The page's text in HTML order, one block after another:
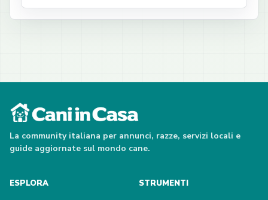
La community italiana per annunci, razze, servizi locali e
guide aggiornate sul mondo cane.
ESPLORA STRUMENTI